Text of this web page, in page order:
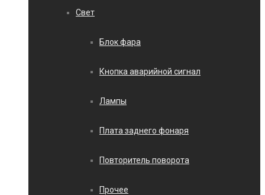
Свет
Блок фара
Кнопка аварийной сигнал
Лампы
Плата заднего фонаря
Повторитель поворота
Прочее